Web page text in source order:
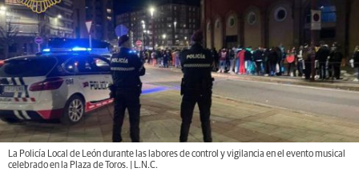
La Policía Local de León durante las labores de control y vigilancia en el evento musical
celebrado en la Plaza de Toros. | L.N.C.